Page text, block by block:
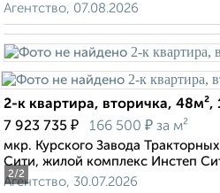
Агентство, 07.08.2026
2/2
2-к квартира, вторичка, 48м²,
7 923 735 ₽ 166 500 ₽ за м²
мкр. Курского Завода
Сити, жилой комплекс Инстеп
Агентство, 30.07.2026